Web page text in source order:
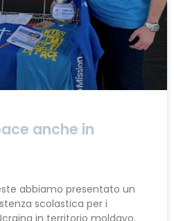
anche in
abbiamo presentato un
scolastica per i
in territorio moldavo.